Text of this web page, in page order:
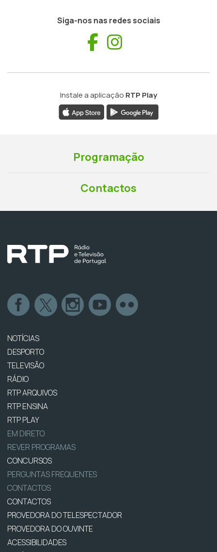
Siga-nos nas redes sociais
Facebook
Instale a aplicação RTP Play
Programação
Contactos
NOTÍCIAS
DESPORTO
TELEVISÃO
RÁDIO
RTP ARQUIVOS
RTP ENSINA
RTP PLAY
EM DIRETO
REVER PROGRAMAS
CONCURSOS
PERGUNTAS FREQUENTES
CONTACTOS
CONTACTOS
PROVEDORA DO TELESPECTADOR
PROVEDORA DO OUVINTE
ACESSIBILIDADES